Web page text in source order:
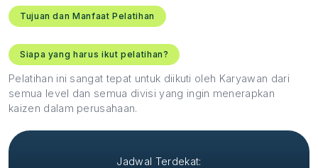
Tujuan dan Manfaat Pelatihan
Siapa yang harus ikut pelatihan?
Pelatihan ini sangat tepat untuk diikuti oleh Karyawan dari
semua level dan semua divisi yang ingin menerapkan
kaizen dalam perusahaan.
Jadwal Terdekat: